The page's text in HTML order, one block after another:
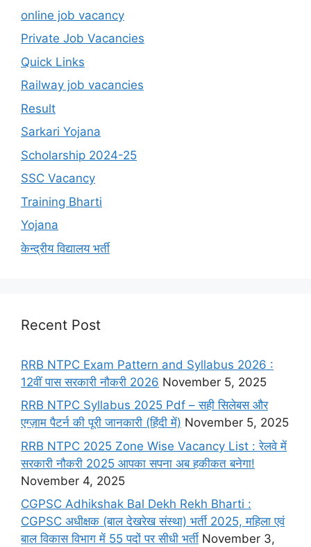
online job vacancy
Private Job Vacancies
Quick Links
Railway job vacancies
Result
Sarkari Yojana
Scholarship 2024-25
SSC Vacancy
Training Bharti
Yojana
केन्द्रीय विद्यालय भर्ती
Recent Post
RRB NTPC Exam Pattern and Syllabus 2026 :
12वीं पास सरकारी नौकरी 2026 November 5, 2025
RRB NTPC Syllabus 2025 Pdf – सही सिलेबस और
एग्ज़ाम पैटर्न की पूरी जानकारी (हिंदी में) November 5, 2025
RRB NTPC 2025 Zone Wise Vacancy List : रेलवे में
सरकारी नौकरी 2025 आपका सपना अब हकीकत बनेगा!
November 4, 2025
CGPSC Adhikshak Bal Dekh Rekh Bharti :
CGPSC अधीक्षक (बाल देखरेख संस्था) भर्ती 2025, महिला एवं
बाल विकास विभाग में 55 पदों पर सीधी भर्ती November 3,